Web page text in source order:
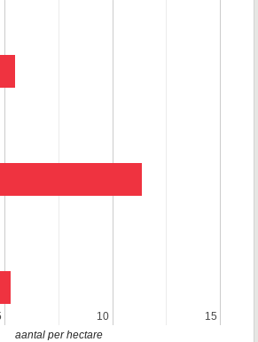
10
10 15
15
aantal per hectare